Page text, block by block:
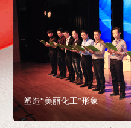
塑造“美丽化工”形象